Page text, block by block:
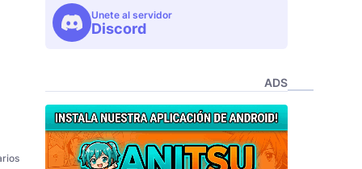
Unete al servidor
Discord
ADS